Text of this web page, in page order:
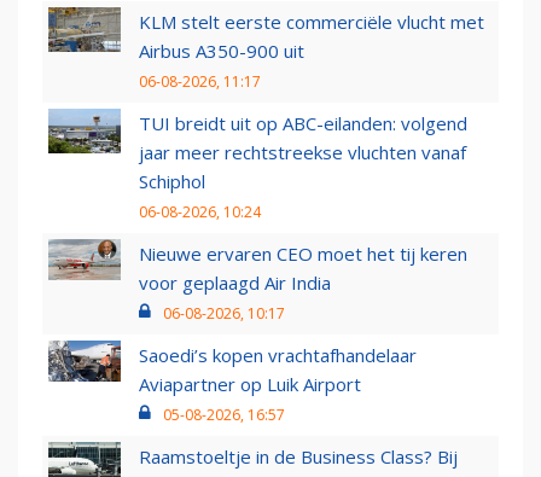
KLM stelt eerste commerciële vlucht met
Airbus A350-900 uit
06-08-2026, 11:17
TUI breidt uit op ABC-eilanden: volgend
jaar meer rechtstreekse vluchten vanaf
Schiphol
06-08-2026, 10:24
Nieuwe ervaren CEO moet het tij keren
voor geplaagd Air India
06-08-2026, 10:17
Saoedi’s kopen vrachtafhandelaar
Aviapartner op Luik Airport
05-08-2026, 16:57
Raamstoeltje in de Business Class? Bij